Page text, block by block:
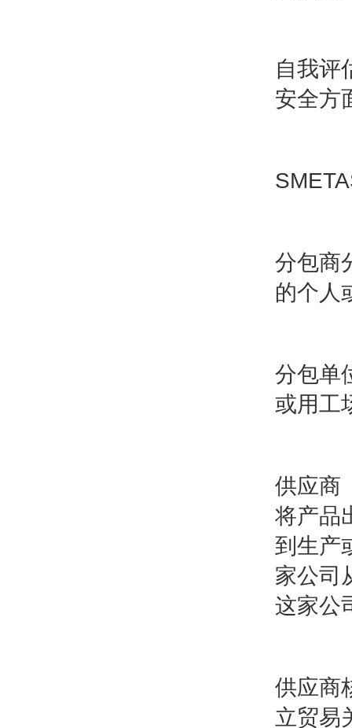
自我评
安全方
分包商
的个人
分包单
或用工
供应
将产品
到生产
家公司
这家公
供应商
立贸易